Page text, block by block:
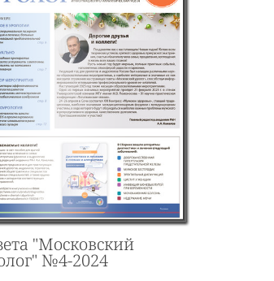
"Московский
№4-2024